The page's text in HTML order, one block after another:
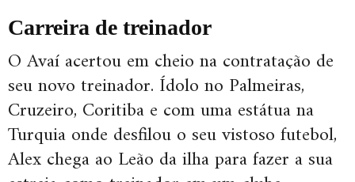
Carreira de treinador
O Avaí acertou em cheio na contratação de
seu novo treinador. Ídolo no Palmeiras,
Cruzeiro, Coritiba e com uma estátua na
Turquia onde desfilou o seu vistoso futebol,
Alex chega ao Leão da ilha para fazer a sua